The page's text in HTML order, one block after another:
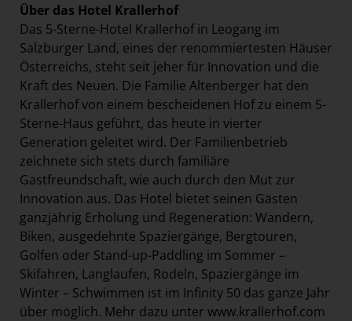
Über das Hotel Krallerhof
Das 5-Sterne-Hotel Krallerhof in Leogang im
Salzburger Land, eines der renommiertesten Häuser
Österreichs, steht seit jeher für Innovation und die
Kraft des Neuen. Die Familie Altenberger hat den
Krallerhof von einem bescheidenen Hof zu einem 5-
Sterne-Haus geführt, das heute in vierter
Generation geleitet wird. Der Familienbetrieb
zeichnete sich stets durch familiäre
Gastfreundschaft, wie auch durch den Mut zur
Innovation aus. Das Hotel bietet seinen Gästen
ganzjährig Erholung und Regeneration: Wandern,
Biken, ausgedehnte Spaziergänge, Bergtouren,
Golfen oder Stand-up-Paddling im Sommer –
Skifahren, Langlaufen, Rodeln, Spaziergänge im
Winter – Schwimmen ist im Infinity 50 das ganze Jahr
über möglich. Mehr dazu unter www.krallerhof.com